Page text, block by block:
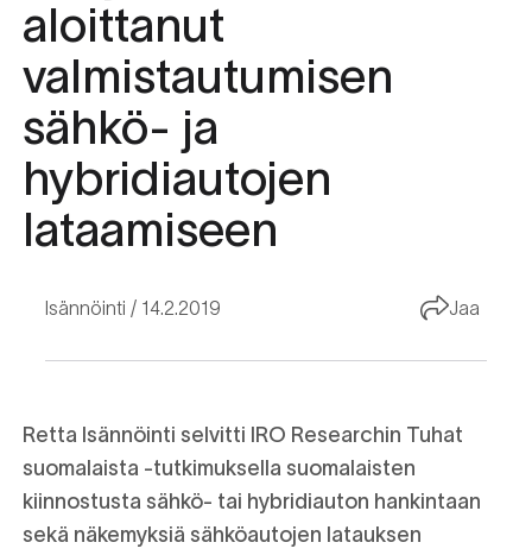
aloittanut
valmistautumisen
sähkö- ja
hybridiautojen
lataamiseen
Isännöinti 14.2.2019 Jaa
Retta Isännöinti selvitti IRO Researchin Tuhat
suomalaista -tutkimuksella suomalaisten
kiinnostusta sähkö- tai hybridiauton hankintaan
sekä näkemyksiä sähköautojen latauksen